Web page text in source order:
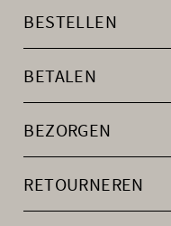
BESTELLEN
BETALEN
BEZORGEN
RETOURNEREN